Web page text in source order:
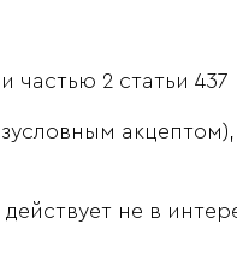
частью 2 статьи
не в